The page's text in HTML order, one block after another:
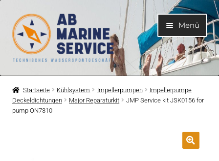
Zur
Navigation
springen
Zum
Inhalt
springen
Menü
Home
Motoren
öffnen
Startseite Kühlsystem Impellerpumpen
Impellerpumpe
Deckeldichtungen
Major Reparaturkit
JMP Service kit JSK0156 for
pump ON7310